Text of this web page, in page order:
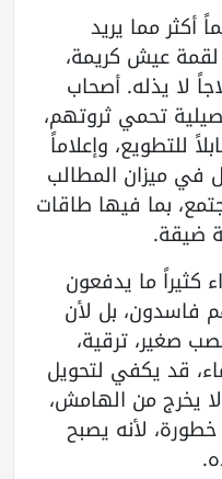
أكثر مما يريد
لقمة عيش كريمة،
لا يذله. أصحاب
تحمي ثروتهم،
للتطويع، وإعلاماً
في ميزان المطالب
بما فيها طاقات
ضيقة.
كثيراً ما يدفعون
فاسدون، بل لأن
صغير، ترقية،
قد يكفي لتحويل
يخرج من الهامش،
لأنه يصبح